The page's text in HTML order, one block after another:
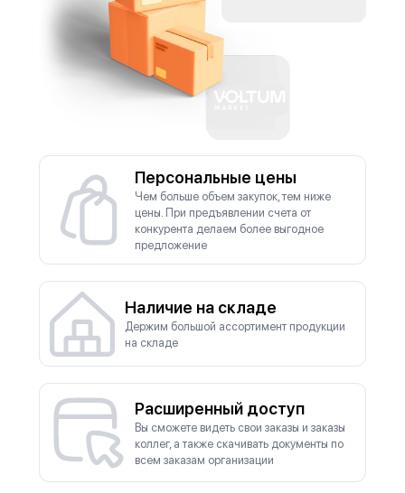
Персональные цены
Чем больше объем закупок, тем ниже
цены. При предъявлении счета от
конкурента делаем более выгодное
предложение
Наличие на складе
Держим большой ассортимент продукции
на складе
Расширенный доступ
Вы сможете видеть свои заказы и заказы
коллег, а также скачивать документы по
всем заказам организации